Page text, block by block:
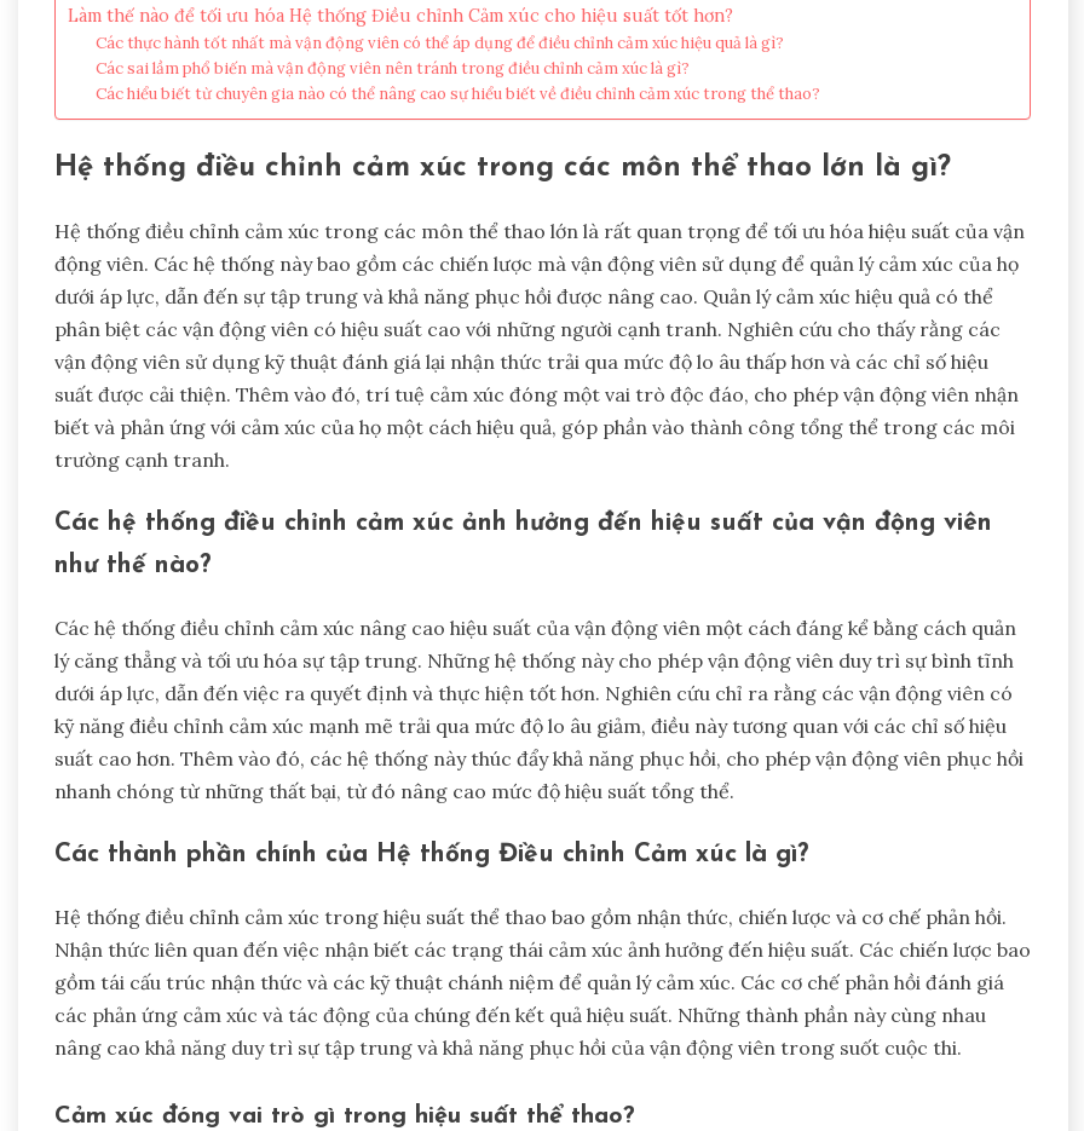
Làm thế nào để tối ưu hóa Hệ thống Điều chỉnh Cảm xúc cho hiệu suất tốt hơn?
Các thực hành tốt nhất mà vận động viên có thể áp dụng để điều chỉnh cảm xúc hiệu quả là gì?
Các sai lầm phổ biến mà vận động viên nên tránh trong điều chỉnh cảm xúc là gì?
Các hiểu biết từ chuyên gia nào có thể nâng cao sự hiểu biết về điều chỉnh cảm xúc trong thể thao?
Hệ thống điều chỉnh cảm xúc trong các môn thể thao lớn là gì?
Hệ thống điều chỉnh cảm xúc trong các môn thể thao lớn là rất quan trọng để tối ưu hóa hiệu suất của vận
động viên. Các hệ thống này bao gồm các chiến lược mà vận động viên sử dụng để quản lý cảm xúc của họ
dưới áp lực, dẫn đến sự tập trung và khả năng phục hồi được nâng cao. Quản lý cảm xúc hiệu quả có thể
phân biệt các vận động viên có hiệu suất cao với những người cạnh tranh. Nghiên cứu cho thấy rằng các
vận động viên sử dụng kỹ thuật đánh giá lại nhận thức trải qua mức độ lo âu thấp hơn và các chỉ số hiệu
suất được cải thiện. Thêm vào đó, trí tuệ cảm xúc đóng một vai trò độc đáo, cho phép vận động viên nhận
biết và phản ứng với cảm xúc của họ một cách hiệu quả, góp phần vào thành công tổng thể trong các môi
trường cạnh tranh.
Các hệ thống điều chỉnh cảm xúc ảnh hưởng đến hiệu suất của vận động viên
như thế nào?
Các hệ thống điều chỉnh cảm xúc nâng cao hiệu suất của vận động viên một cách đáng kể bằng cách quản
lý căng thẳng và tối ưu hóa sự tập trung. Những hệ thống này cho phép vận động viên duy trì sự bình tĩnh
dưới áp lực, dẫn đến việc ra quyết định và thực hiện tốt hơn. Nghiên cứu chỉ ra rằng các vận động viên có
kỹ năng điều chỉnh cảm xúc mạnh mẽ trải qua mức độ lo âu giảm, điều này tương quan với các chỉ số hiệu
suất cao hơn. Thêm vào đó, các hệ thống này thúc đẩy khả năng phục hồi, cho phép vận động viên phục hồi
nhanh chóng từ những thất bại, từ đó nâng cao mức độ hiệu suất tổng thể.
Các thành phần chính của Hệ thống Điều chỉnh Cảm xúc là gì?
Hệ thống điều chỉnh cảm xúc trong hiệu suất thể thao bao gồm nhận thức, chiến lược và cơ chế phản hồi.
Nhận thức liên quan đến việc nhận biết các trạng thái cảm xúc ảnh hưởng đến hiệu suất. Các chiến lược bao
gồm tái cấu trúc nhận thức và các kỹ thuật chánh niệm để quản lý cảm xúc. Các cơ chế phản hồi đánh giá
các phản ứng cảm xúc và tác động của chúng đến kết quả hiệu suất. Những thành phần này cùng nhau
nâng cao khả năng duy trì sự tập trung và khả năng phục hồi của vận động viên trong suốt cuộc thi.
Cảm xúc đóng vai trò gì trong hiệu suất thể thao?